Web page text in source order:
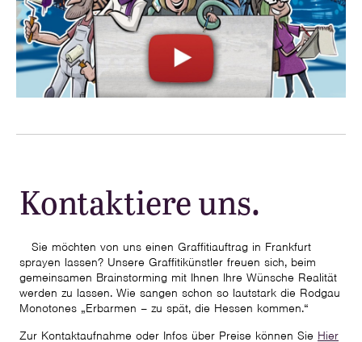
Kontaktiere uns.
Sie möchten von uns einen Graffitiauftrag in Frankfurt
sprayen lassen? Unsere Graffitikünstler freuen sich, beim
gemeinsamen Brainstorming mit Ihnen Ihre Wünsche Realität
werden zu lassen. Wie sangen schon so lautstark die Rodgau
Monotones „Erbarmen – zu spät, die Hessen kommen.“
Zur Kontaktaufnahme oder Infos über Preise können Sie Hier